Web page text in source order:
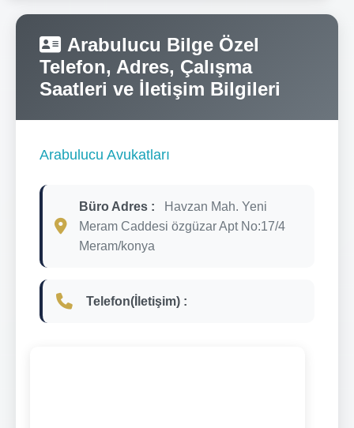
Arabulucu Bilge Özel
Telefon, Adres, Çalışma
Saatleri ve İletişim Bilgileri
Arabulucu Avukatları
Büro Adres :
Havzan Mah. Yeni
Meram Caddesi özgüzar Apt No:17/4
Meram/konya
Telefon(İletişim) :